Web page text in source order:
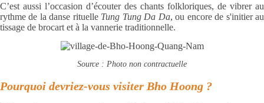
C’est aussi l’occasion d’écouter des chants folkloriques, de vibrer au
rythme de la danse rituelle Tung Tung Da Da, ou encore de s'initier au
tissage de brocart et à la vannerie traditionnelle.
Source : Photo non contractuelle
Pourquoi devriez-vous visiter Bho Hoong ?